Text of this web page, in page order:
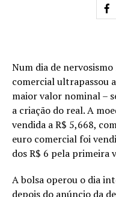
Num dia de
comercial ultrapassou
maior valor nominal –
a criação do real. A
vendida a R$ 5,668,
euro comercial foi
dos R$ 6 pela primeira
A bolsa operou o dia
depois do anúncio da